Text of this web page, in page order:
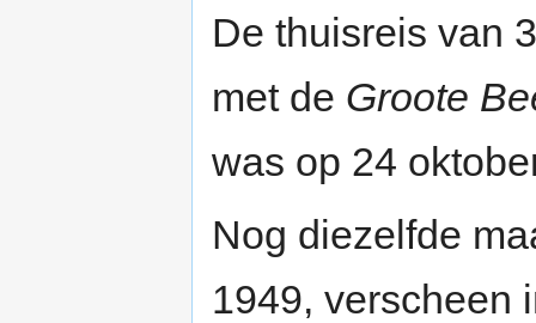
De thuisreis van
met de Groote
was op 24
Nog diezelfde
1949, verscheen